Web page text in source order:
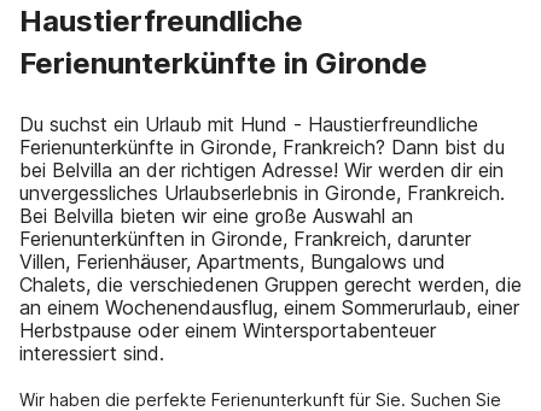
Haustierfreundliche
Ferienunterkünfte in Gironde
Du suchst ein Urlaub mit Hund - Haustierfreundliche
Ferienunterkünfte in Gironde, Frankreich? Dann bist du
bei Belvilla an der richtigen Adresse! Wir werden dir ein
unvergessliches Urlaubserlebnis in Gironde, Frankreich.
Bei Belvilla bieten wir eine große Auswahl an
Ferienunterkünften in Gironde, Frankreich, darunter
Villen, Ferienhäuser, Apartments, Bungalows und
Chalets, die verschiedenen Gruppen gerecht werden, die
an einem Wochenendausflug, einem Sommerurlaub, einer
Herbstpause oder einem Wintersportabenteuer
interessiert sind.
Wir haben die perfekte Ferienunterkunft für Sie. Suchen Sie